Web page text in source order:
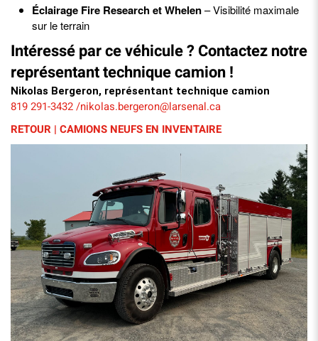
Éclairage Fire Research et Whelen– Visibilité maximale
sur le terrain
Intéressé par ce véhicule ? Contactez notre
représentant technique camion !
Nikolas Bergeron, représentant technique camion
819 291-3432 /nikolas.bergeron@larsenal.ca
RETOUR | CAMIONS NEUFS EN INVENTAIRE